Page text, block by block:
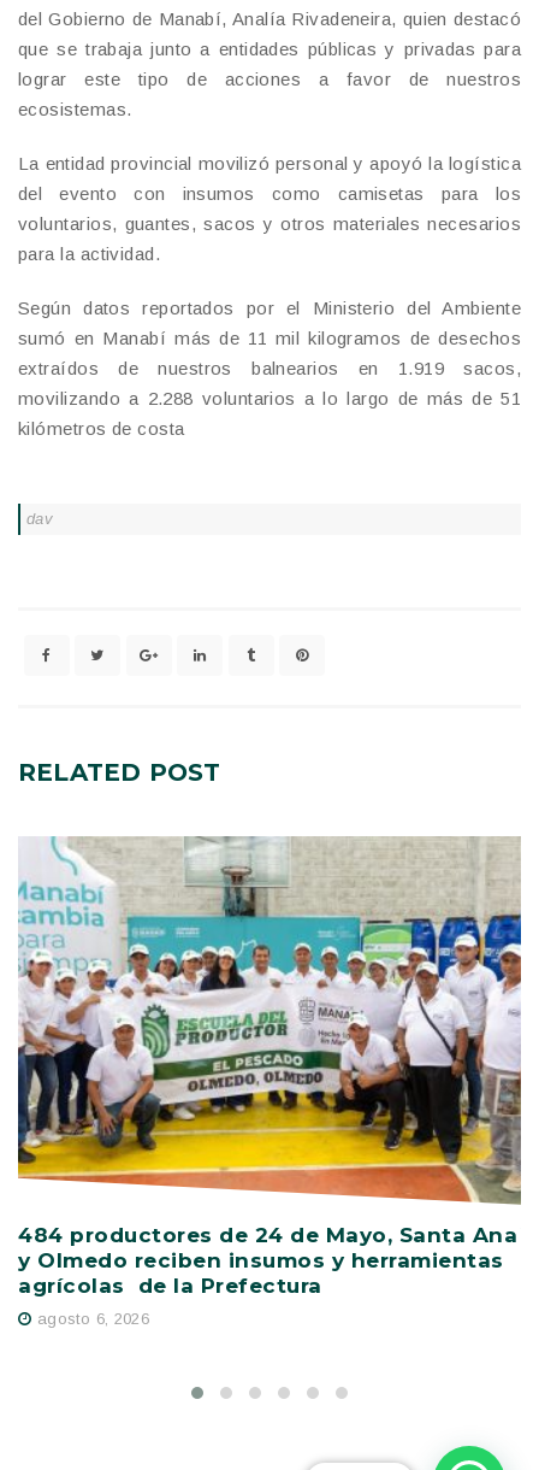
del Gobierno de Manabí, Analía Rivadeneira, quien destacó
que se trabaja junto a entidades públicas y privadas para
lograr este tipo de acciones a favor de nuestros
ecosistemas.
La entidad provincial movilizó personal y apoyó la logística
del evento con insumos como camisetas para los
voluntarios, guantes, sacos y otros materiales necesarios
para la actividad.
Según datos reportados por el Ministerio del Ambiente
sumó en Manabí más de 11 mil kilogramos de desechos
extraídos de nuestros balnearios en 1.919 sacos,
movilizando a 2.288 voluntarios a lo largo de más de 51
kilómetros de costa
dav
RELATED POST
484 productores de 24 de Mayo, Santa Ana
y Olmedo reciben insumos y herramientas
agrícolas de la Prefectura
agosto 6, 2026